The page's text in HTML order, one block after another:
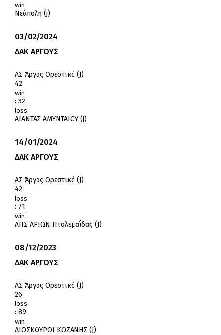
win
Νεάπολη (j)
03/02/2024
ΔΑΚ ΑΡΓΟΥΣ
ΑΣ Άργος Ορεστικό (J)
42
win
: 32
loss
ΑΙΑΝΤΑΣ ΑΜΥΝΤΑΙΟΥ (j)
14/01/2024
ΔΑΚ ΑΡΓΟΥΣ
ΑΣ Άργος Ορεστικό (J)
42
loss
: 71
win
ΑΠΣ ΑΡΙΩΝ Πτολεμαΐδας (J)
08/12/2023
ΔΑΚ ΑΡΓΟΥΣ
ΑΣ Άργος Ορεστικό (J)
26
loss
: 89
win
ΔΙΟΣΚΟΥΡΟΙ ΚΟΖΑΝΗΣ (J)